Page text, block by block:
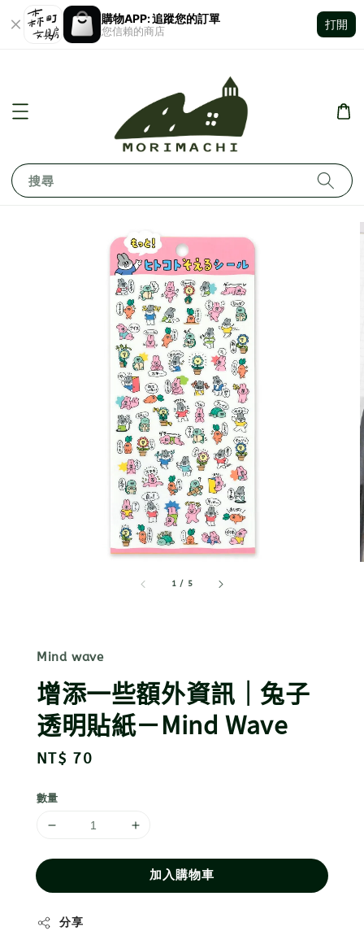
購物APP: 追蹤您的訂單
您信賴的商店
打開
搜尋
1 / 5
Mind wave
增添一些額外資訊｜兔子
透明貼紙－Mind Wave
Regular
NT$ 70
數量
加入購物車
分享